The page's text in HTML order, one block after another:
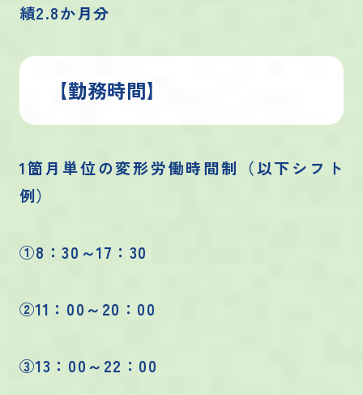
績2.8か月分
【勤務時間】
1箇月単位の変形労働時間制（以下シフト
例）
①8：30～17：30
②11：00～20：00
③13：00～22：00